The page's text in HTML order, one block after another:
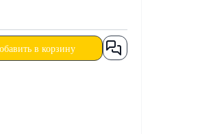
в корзину